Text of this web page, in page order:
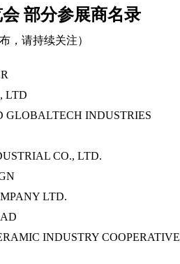
部分参展商名录
，请持续关注）
LTD
GLOBALTECH INDUSTRIES
CO., LTD.
LTD.
INDUSTRY COOPERATIVE